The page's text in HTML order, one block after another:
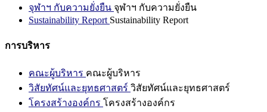
จุฬาฯ กับความยั่งยืน จุฬาฯ กับความยั่งยืน
Sustainability Report Sustainability Report
การบริหาร
คณะผู้บริหาร คณะผู้บริหาร
วิสัยทัศน์และยุทธศาสตร์ วิสัยทัศน์และยุทธศาสตร์
โครงสร้างองค์กร โครงสร้างองค์กร